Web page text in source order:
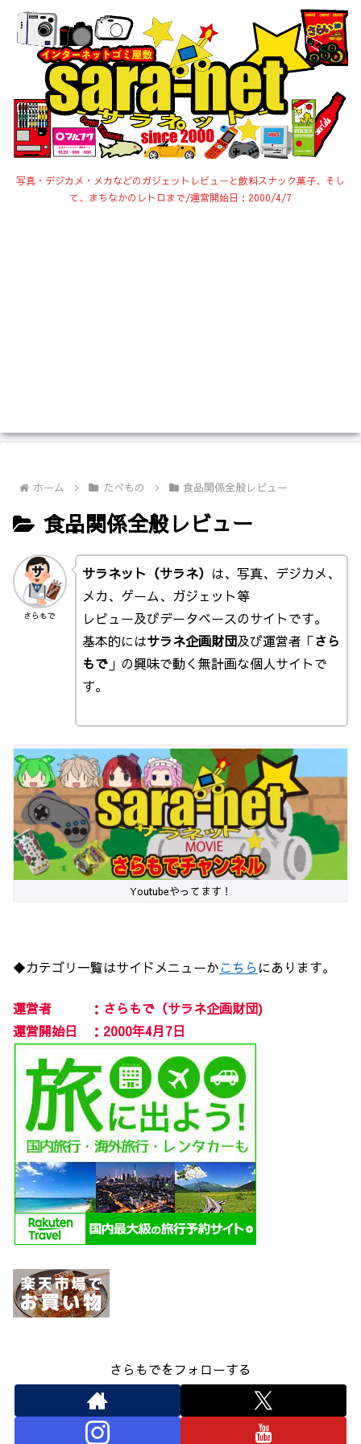
写真・デジカメ・メカなどのガジェットレビューと飲料スナック菓子、そし
て、まちなかのレトロまで/運営開始日：2000/4/7
ホーム たべもの 食品関係全般レビュー
食品関係全般レビュー
さらもで
サラネット（サラネ） は、写真、デジカメ、
メカ、ゲーム、ガジェット等
レビュー及びデータベースのサイトです。
基本的にはサラネ企画財団及び運営者「さら
もで」の興味で動く無計画な個人サイトで
す。
Youtubeやってます！
◆カテゴリ一覧はサイドメニューかこちら にあります。
運営者 ：さらもで（サラネ企画財団)
運営開始日 ：2000年4月7日
さらもでをフォローする